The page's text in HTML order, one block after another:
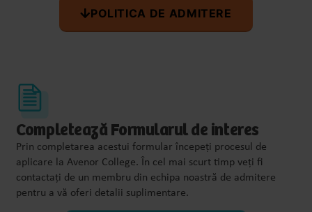
POLITICA DE ADMITERE
Completează Formularul de interes
Prin completarea acestui formular începeți procesul de
aplicare la Avenor College. În cel mai scurt timp veți fi
contactați de un membru din echipa noastră de admitere
pentru a vă oferi detalii suplimentare.